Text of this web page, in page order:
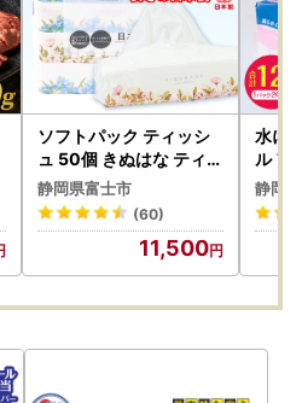
ソフトパック ティッシ
ュ 50個 きぬはな ティッ
シュペーパー [sf002-3
87]
静岡県富士市
(60)
11,500
水に
ル フ
ル 12
％ ハ
-
静岡